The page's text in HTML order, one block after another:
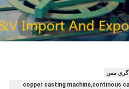
گری مس
copper casting machine,continous